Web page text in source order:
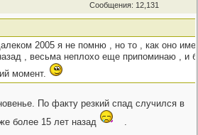
Сообщения: 12,131
2005 я не помню , но то , как оно
, весьма неплохо еще припоминаю , и
момент.
По факту резкий спад случился в
более 15 лет назад
.